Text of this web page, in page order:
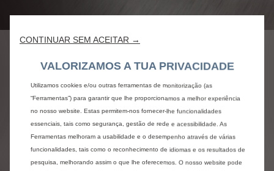
AS NOSSAS OFERTAS DE
RENTING
Free2move lease
Jumpy Ë-Jumpy elétrico
CONTINUAR SEM ACEITAR →
VALORIZAMOS A TUA PRIVACIDADE
Utilizamos cookies e/ou outras ferramentas de monitorização (as
“Ferramentas”) para garantir que lhe proporcionamos a melhor experiência
no nosso website. Estas permitem-nos fornecer-lhe funcionalidades
essenciais, tais como segurança, gestão de rede e acessibilidade. As
Ferramentas melhoram a usabilidade e o desempenho através de várias
funcionalidades, tais como o reconhecimento de idiomas e os resultados de
pesquisa, melhorando assim o que lhe oferecemos. O nosso website pode